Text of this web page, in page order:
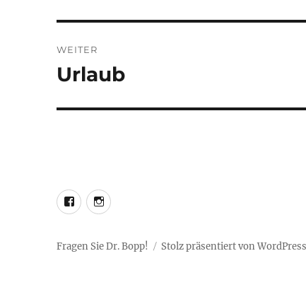
WEITER
Nächster
Urlaub
LEO@Facebook
LEO@Instagram
Fragen Sie Dr. Bopp! Stolz präsentiert von WordPress